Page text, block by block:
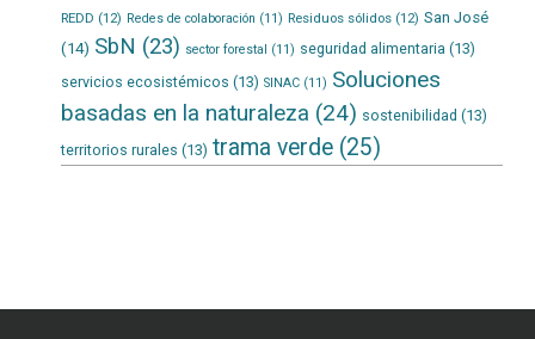
REDD (12) Redes de colaboración (11) Residuos sólidos(12) San José
(14) SbN (23) sector forestal (11) seguridad alimentaria (13)
servicios ecosistémicos (13) SINAC(11) Soluciones
basadas en la naturaleza (24) sostenibilidad (13)
territorios rurales (13) trama verde(25)